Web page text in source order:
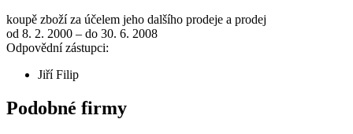
koupě zboží za účelem jeho dalšího prodeje a prodej
od 8. 2. 2000 – do 30. 6. 2008
Odpovědní zástupci:
Jiří Filip
Podobné firmy